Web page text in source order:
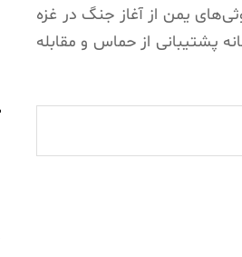
یمن از آغاز جنگ در غزه
پشتیبانی از حماس و مقابله